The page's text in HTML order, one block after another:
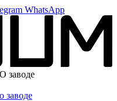
WhatsApp
О заводе
о заводе